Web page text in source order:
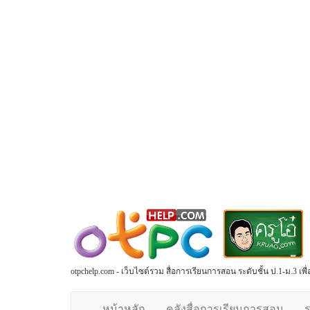
otpchelp.com - เว็บไซต์รวม สื่อการเรียนการสอน ระดับชั้น ป.1-ม.3 เ